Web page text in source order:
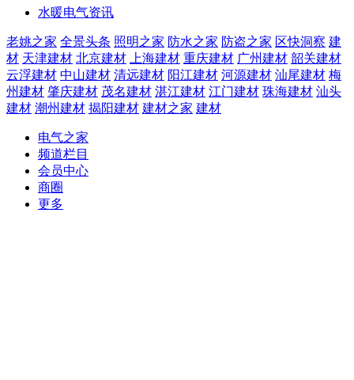
水暖电气资讯
老姚之家 全景头条 照明之家 防水之家 防盗之家 区快洞察 建
材 天津建材 北京建材 上海建材 重庆建材 广州建材 韶关建材
云浮建材 中山建材 清远建材 阳江建材 河源建材 汕尾建材 梅
州建材 肇庆建材 茂名建材 湛江建材 江门建材 珠海建材 汕头
建材 潮州建材 揭阳建材 建材之家 建材
电气之家
频道栏目
会员中心
商圈
更多